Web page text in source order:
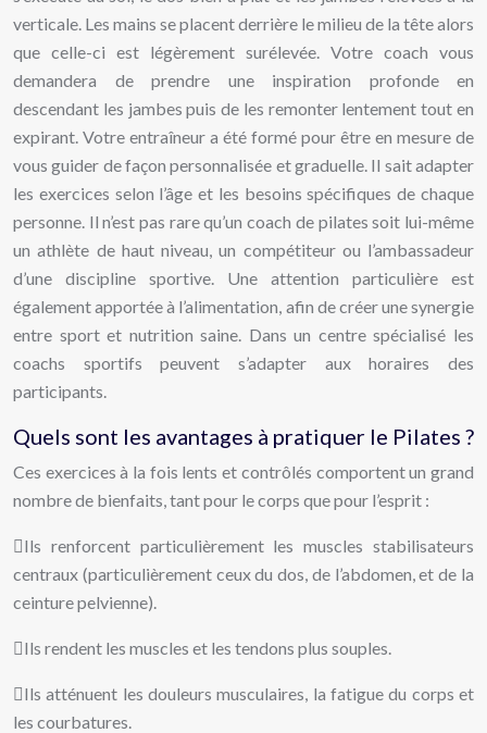
verticale. Les mains se placent derrière le milieu de la tête alors
que celle-ci est légèrement surélevée. Votre coach vous
demandera de prendre une inspiration profonde en
descendant les jambes puis de les remonter lentement tout en
expirant. Votre entraîneur a été formé pour être en mesure de
vous guider de façon personnalisée et graduelle. Il sait adapter
les exercices selon l’âge et les besoins spécifiques de chaque
personne. Il n’est pas rare qu’un coach de pilates soit lui-même
un athlète de haut niveau, un compétiteur ou l’ambassadeur
d’une discipline sportive. Une attention particulière est
également apportée à l’alimentation, afin de créer une synergie
entre sport et nutrition saine. Dans un centre spécialisé les
coachs sportifs peuvent s’adapter aux horaires des
participants.
Quels sont les avantages à pratiquer le Pilates ?
Ces exercices à la fois lents et contrôlés comportent un grand
nombre de bienfaits, tant pour le corps que pour l’esprit :
Ils renforcent particulièrement les muscles stabilisateurs
centraux (particulièrement ceux du dos, de l’abdomen, et de la
ceinture pelvienne).
Ils rendent les muscles et les tendons plus souples.
Ils atténuent les douleurs musculaires, la fatigue du corps et
les courbatures.